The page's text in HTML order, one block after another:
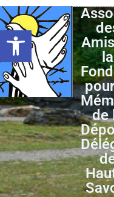
Ouvrir la barre d’outils
la
de